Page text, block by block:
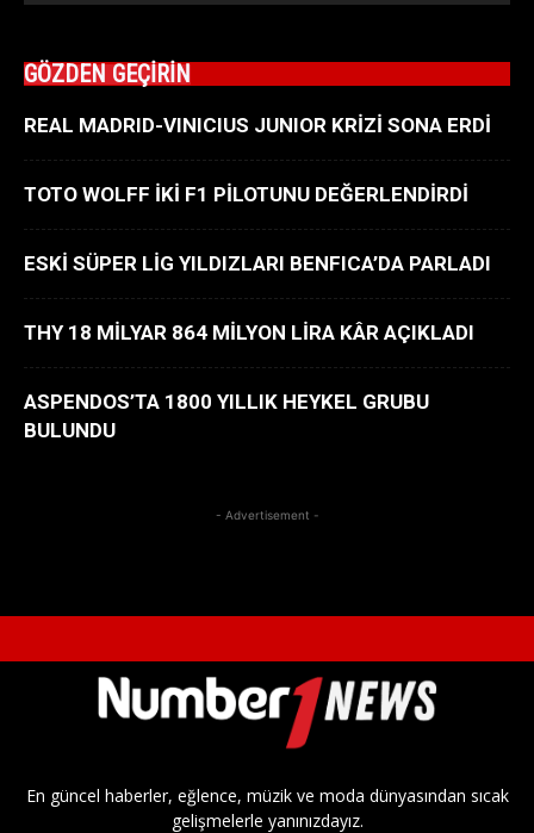
GÖZDEN GEÇİRİN
REAL MADRID-VINICIUS JUNIOR KRİZİ SONA ERDİ
TOTO WOLFF İKİ F1 PİLOTUNU DEĞERLENDİRDİ
ESKİ SÜPER LİG YILDIZLARI BENFICA’DA PARLADI
THY 18 MİLYAR 864 MİLYON LİRA KÂR AÇIKLADI
ASPENDOS’TA 1800 YILLIK HEYKEL GRUBU
BULUNDU
- Advertisement -
En güncel haberler, eğlence, müzik ve moda dünyasından sıcak
gelişmelerle yanınızdayız.